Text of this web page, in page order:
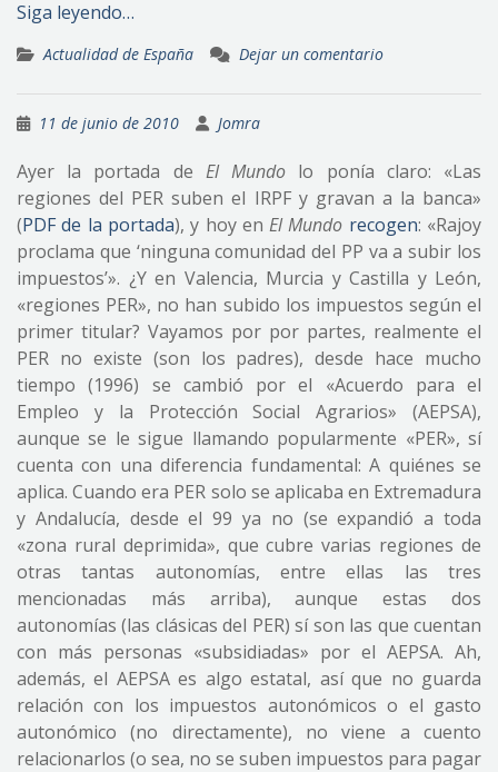
Siga leyendo…
Actualidad de España Dejar un comentario
11 de junio de 2010 Jomra
Ayer la portada de El Mundo lo ponía claro: «Las
regiones del PER suben el IRPF y gravan a la banca»
(PDF de la portada), y hoy enEl Mundo recogen: «Rajoy
proclama que ‘ninguna comunidad del PP va a subir los
impuestos’». ¿Y en Valencia, Murcia y Castilla y León,
«regiones PER», no han subido los impuestos según el
primer titular? Vayamos por por partes, realmente el
PER no existe (son los padres), desde hace mucho
tiempo (1996) se cambió por el «Acuerdo para el
Empleo y la Protección Social Agrarios» (AEPSA),
aunque se le sigue llamando popularmente «PER», sí
cuenta con una diferencia fundamental: A quiénes se
aplica. Cuando era PER solo se aplicaba en Extremadura
y Andalucía, desde el 99 ya no (se expandió a toda
«zona rural deprimida», que cubre varias regiones de
otras tantas autonomías, entre ellas las tres
mencionadas más arriba), aunque estas dos
autonomías (las clásicas del PER) sí son las que cuentan
con más personas «subsidiadas» por el AEPSA. Ah,
además, el AEPSA es algo estatal, así que no guarda
relación con los impuestos autonómicos o el gasto
autonómico (no directamente), no viene a cuento
relacionarlos (o sea, no se suben impuestos para pagar